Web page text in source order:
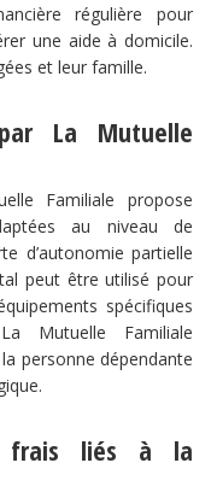
régulière pour
une aide à domicile.
et leur famille.
La Mutuelle
Familiale propose
au niveau de
d’autonomie partielle
peut être utilisé pour
spécifiques
Mutuelle Familiale
personne dépendante
frais liés à la